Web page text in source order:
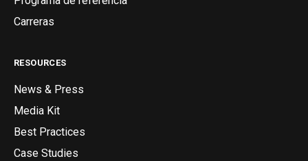
Carreras
RESOURCES
News & Press
Media Kit
Best Practices
Case Studies